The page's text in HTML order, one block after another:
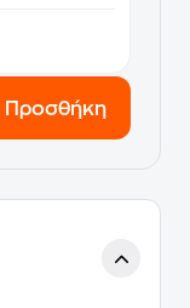
Προσθήκη